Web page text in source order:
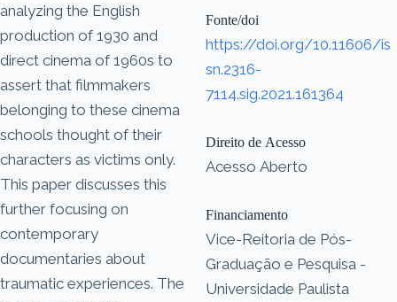
analyzing the English
production of 1930 and
direct cinema of 1960s to
assert that filmmakers
belonging to these cinema
schools thought of their
characters as victims only.
This paper discusses this
further focusing on
contemporary
documentaries about
traumatic experiences. The
Fonte/doi
https://doi.org/10.11606/is
sn.2316-
7114.sig.2021.161364
Direito de Acesso
Acesso Aberto
Financiamento
Vice-Reitoria de Pós-
Graduação e Pesquisa -
Universidade Paulista